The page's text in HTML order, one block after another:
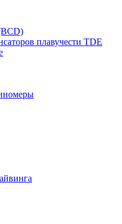
плавучести TDE